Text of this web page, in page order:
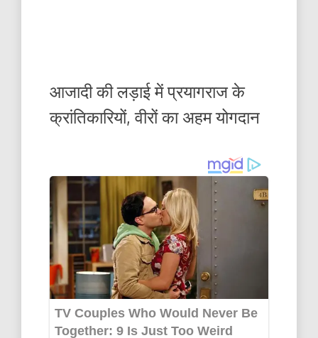
आजादी की लड़ाई में प्रयागराज के
क्रांतिकारियों, वीरों का अहम योगदान